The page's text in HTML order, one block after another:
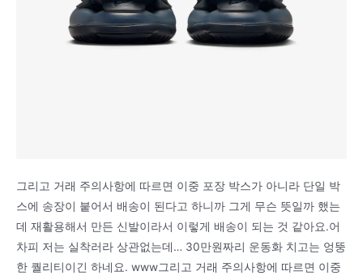
그리고 거래 주의사항에 따르면 이중 포장 박스가 아니라 단일 박
스에 송장이 붙어서 배송이 된다고 하니까 그게 무슨 뜻일까 했는
데 재활용해서 만든 신발이라서 이렇게 배송이 되는 것 같아요.어
차피 저는 실착러라 상관없는데… 30만원짜리 운동화 치고는 엉뚱
한 퀄리티이긴 하네요. www그리고 거래 주의사항에 따르면 이중